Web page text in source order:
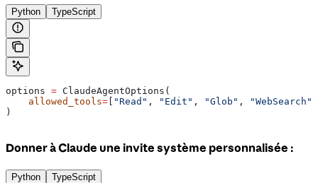
Python TypeScript
options = ClaudeAgentOptions(
    allowed_tools
= [ "Read" , "Edit" , "Glob" , "WebSearch"
)
Donner à Claude une invite système personnalisée :
Python TypeScript